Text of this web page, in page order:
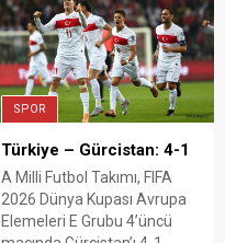
SPOR
Türkiye – Gürcistan: 4-1
A Milli Futbol Takımı, FIFA
2026 Dünya Kupası Avrupa
Elemeleri E Grubu 4’üncü